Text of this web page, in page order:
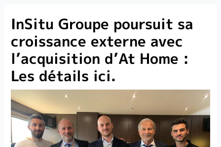
InSitu Groupe poursuit sa
croissance externe avec
l’acquisition d’At Home :
Les détails ici.